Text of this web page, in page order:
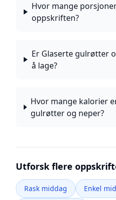
Hvor mange
oppskriften?
Er Glaserte gulrøtter
å lage?
Hvor mange kalorier
gulrøtter og neper?
Utforsk flere
Rask middag
Enkel